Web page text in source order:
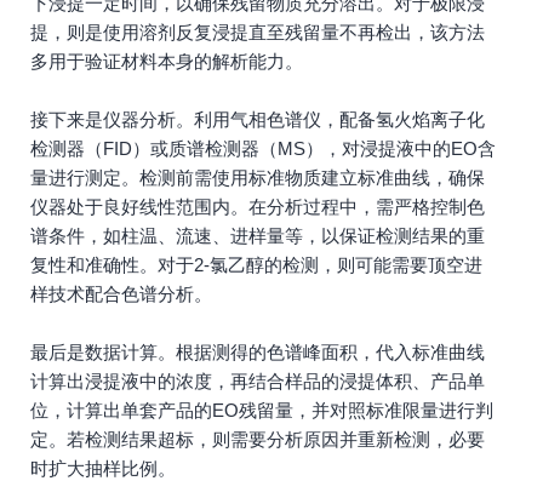
提，则是使用溶剂反复浸提直至残留量不再检出，该方法
多用于验证材料本身的解析能力。
接下来是仪器分析。利用气相色谱仪，配备氢火焰离子化
检测器（FID）或质谱检测器（MS），对浸提液中的EO含
量进行测定。检测前需使用标准物质建立标准曲线，确保
仪器处于良好线性范围内。在分析过程中，需严格控制色
谱条件，如柱温、流速、进样量等，以保证检测结果的重
复性和准确性。对于2-氯乙醇的检测，则可能需要顶空进
样技术配合色谱分析。
最后是数据计算。根据测得的色谱峰面积，代入标准曲线
计算出浸提液中的浓度，再结合样品的浸提体积、产品单
位，计算出单套产品的EO残留量，并对照标准限量进行判
定。若检测结果超标，则需要分析原因并重新检测，必要
时扩大抽样比例。